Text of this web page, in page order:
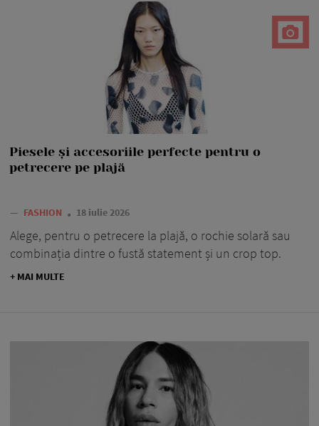
Piesele și accesoriile perfecte pentru o
petrecere pe plajă
— FASHION 18 iulie 2026
Alege, pentru o petrecere la plajă, o rochie solară sau
combinația dintre o fustă statement și un crop top.
+ MAI MULTE